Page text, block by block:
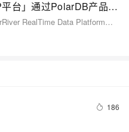
苏州星河数聚「StaRiver RDP平台」通过PolarDB产品生态集成认证！
星河数聚科技（苏州）有限公司「StarRiver RealTime Data Platform实时数据融合服务平台」通过PolarDB产品生态集成认证！
186